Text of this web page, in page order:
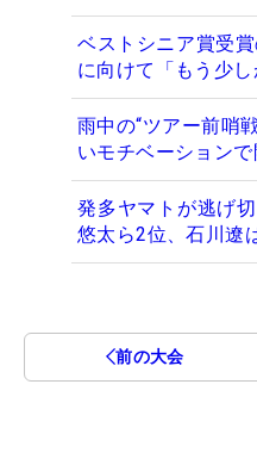
ベストシニア賞受
に向けて「もう少し
雨中の“ツアー前哨
いモチベーションで
発多ヤマトが逃げ
悠太ら2位、石川遼
前の大会